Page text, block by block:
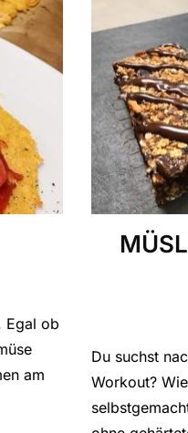
Egal ob
am
Du suchst
Workout?